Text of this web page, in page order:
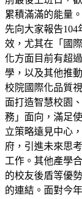
累積滿滿的能量
先向大家報告
效，尤其在「國
化方面目前有超
學，以及其他推
校院國際化品質
面打造智慧校園
務」面向，滿足
立策略遠見中心
府，引進未來思
工作。其他產學
的校友後盾等優
的連結。面對今